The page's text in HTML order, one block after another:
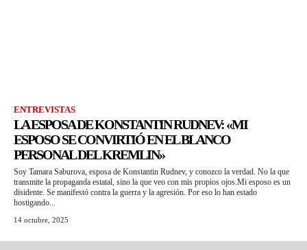
ENTREVISTAS
LA ESPOSA DE KONSTANTIN RUDNEV: «MI
ESPOSO SE CONVIRTIÓ EN EL BLANCO
PERSONAL DEL KREMLIN»
Soy Tamara Saburova, esposa de Konstantin Rudnev, y conozco la verdad. No la que
transmite la propaganda estatal, sino la que veo con mis propios ojos.Mi esposo es un
disidente. Se manifestó contra la guerra y la agresión. Por eso lo han estado
hostigando...
14 octubre, 2025